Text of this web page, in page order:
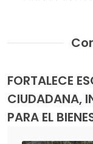
FORTALECE
CIUDADANA,
PARA EL